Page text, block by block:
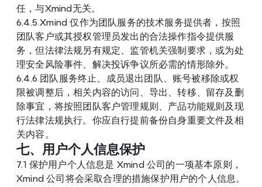
任，与Xmind无关。
6.4.5 Xmind 仅作为团队服务的技术服务提供者，按照
团队客户或其授权管理员发出的合法操作指令提供服
务，但法律法规另有规定、监管机关强制要求，或为处
理安全风险事件、解决投诉争议所必需的情形除外。
6.4.6 团队服务终止、成员退出团队、账号被移除或权
限被调整后，相关内容的访问、导出、转移、留存及删
除事宜，将按照团队客户管理规则、产品功能规则及现
行法律法规执行。你应自行提前备份自身重要文件及相
关内容。
七、用户个人信息保护
7.1 保护用户个人信息是 Xmind 公司的一项基本原则，
Xmind 公司将会采取合理的措施保护用户的个人信息。